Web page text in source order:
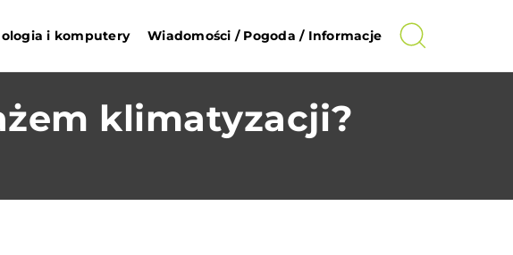
i komputery Wiadomości / Pogoda / Informacje
klimatyzacji?